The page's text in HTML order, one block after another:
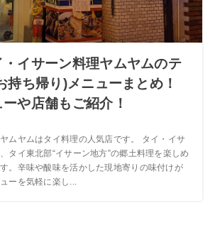
・イサーン料理ヤムヤムのテ
持ち帰り)メニューまとめ！
や店舗もご紹介！
ムヤムはタイ料理の人気店です。 タイ・イサ
タイ東北部“イサーン地方”の郷土料理を楽しめ
。辛味や酸味を活かした現地寄りの味付けが
ーを気軽に楽し...